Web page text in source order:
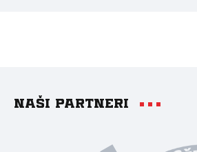
Naši partneri